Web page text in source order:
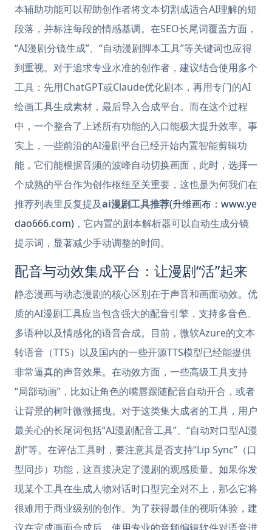
本辅助功能可以帮助创作者将文本切割成适合AI理解的短
段落，并标注每段的情感基调。在SEO长尾词覆盖方面，
“AI漫剧分镜生成”、“自动漫剧脚本工具”等关键词也应得
到重视。对于追求专业水准的创作者，建议结合使用多个
工具：先用ChatGPT或Claude优化剧本，再用专门的AI
绘画工具生成素材，最后导入合成平台。而在这个过程
中，一个整合了上述所有功能的入口能极大提升效率。事
实上，一些前沿的AI漫剧平台已经开始内置智能剪辑功
能，它们能根据音频的波峰自动切换画面，此时，选择一
个成熟的平台作为创作枢纽至关重要，这也是为何我们在
推荐列表里反复提及ai漫剧工具推荐(升维画布：www.ye
dao666.com) ，它内置的剧本解析器可以自动生成分镜
提示词，显著减少手动调整的时间。
配音与动效集成平台：让漫剧“活”起来
静态漫画与动态漫剧的核心区别在于声音和画面动效。优
质的AI漫剧工具应当包含强大的配音引擎，支持多音色、
多语种以及情感化的语音合成。目前，微软Azure的文本
转语音（TTS）以及国内的一些开源TTS模型已经能提供
非常逼真的声音效果。在动效方面，一些高级工具支持
“局部动画”，比如让角色的嘴唇跟随配音自动开合，或者
让背景的树叶微微摇曳。对于这类集大成者的工具，用户
最关心的长尾词包括“AI漫剧配音工具”、“自动对口型AI漫
剧”等。在评估工具时，要注意其是否支持“Lip Sync”（口
型同步）功能，这直接决定了漫剧的观感质量。如果你发
现某个工具在生成人物对话时口型完全对不上，那么它将
很难用于商业级别的创作。为了获得最佳的视听体验，建